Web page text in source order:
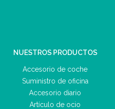
NUESTROS PRODUCTOS
Accesorio de coche
Suministro de oficina
Accesorio diario
Artículo de ocio